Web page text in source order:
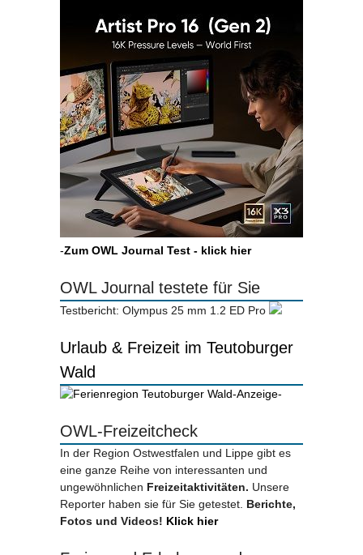
-Zum OWL Journal Test - klick hier
OWL Journal testete für Sie
Testbericht: Olympus 25 mm 1.2 ED Pro
Urlaub & Freizeit im Teutoburger
Wald
-Anzeige-
OWL-Freizeitcheck
In der Region Ostwestfalen und Lippe gibt es
eine ganze Reihe von interessanten und
ungewöhnlichen Freizeitaktivitäten. Unsere
Reporter haben sie für Sie getestet. Berichte,
Fotos und Videos! Klick hier